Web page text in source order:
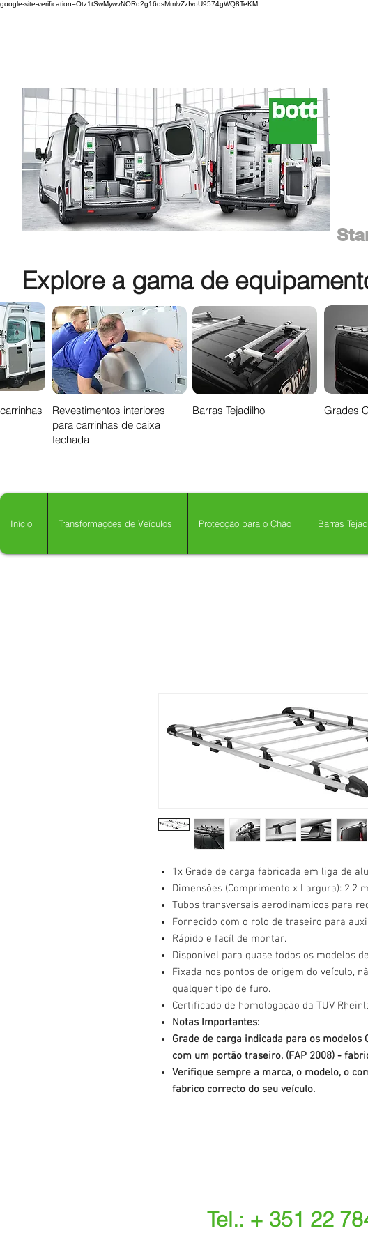
google-site-verification=Otz1tSwMywvNORq2g16dsMmlvZzIvoU9574gWQ8TeKM
Explore a gama de
Revestimentos interiores
para carrinhas de caixa
fechada
Barras Tejadilho Grades
Início Transformações de Veículos Protecção para o Chão Barras
1x Grade de carga fabricada em liga de
Dimensões (Comprimento x Largura): 2,2
Tubos transversais aerodinamicos para
Fornecido com o rolo de traseiro para
Rápido e facíl de montar.
Disponivel para quase todos os modelos
Fixada nos pontos de origem do veículo,
qualquer tipo de furo.
Certificado de homologação da TUV
Notas Importantes:
Grade de carga indicada para os modelos
com um portão traseiro, (FAP 2008) -
Verifique sempre a marca, o modelo, o
fabrico correcto do seu veículo.
Tel.: + 351 22